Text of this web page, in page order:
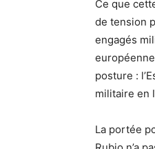
Ce que
de tension
engagés
posture :
militaire en
La portée